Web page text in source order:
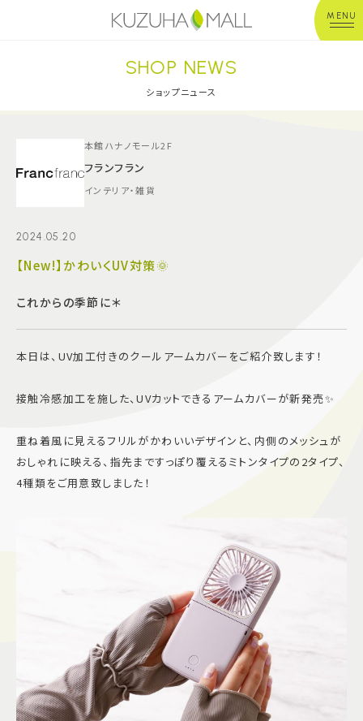
MENU
年中無休平 日：10:00~20:00
※店舗により異なる
ショップガイド
グルメ＆フード
アクセス＆駐車場
よくあるご質問
SHOP NEWS
ショップニュース
本館ハナノモール2F
フランフラン
インテリア・雑貨
2024.05.20
【New!】かわいくUV対策🌞
これからの季節に＊
本日は、UV加工付きのクールアームカバーをご紹介致します！
接触冷感加工を施した、UVカットできるアームカバーが新発売✨
重ね着風に見えるフリルがかわいいデザインと、内側のメッシュが
おしゃれに映える、指先まですっぽり覆えるミトンタイプの2タイプ、
4種類をご用意致しました！